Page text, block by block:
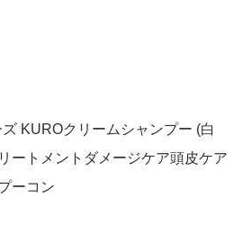
ズ KUROクリームシャンプー (白
ートメントダメージケア頭皮ケア
ーコン